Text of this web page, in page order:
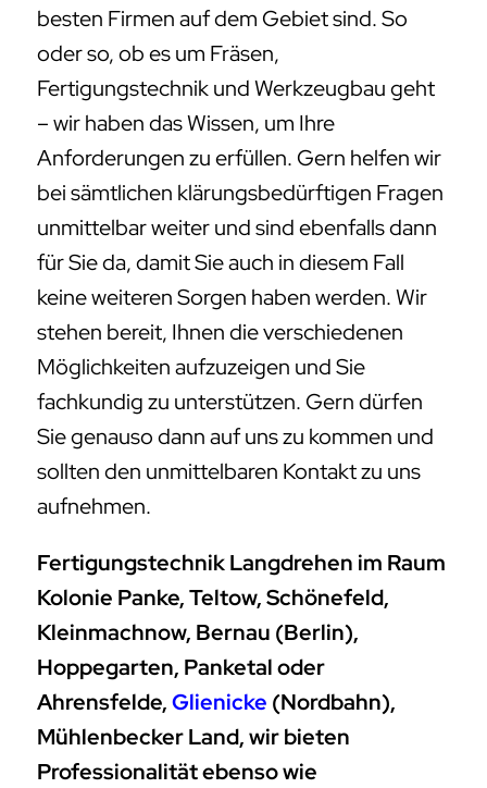
besten Firmen auf dem Gebiet sind. So
oder so, ob es um Fräsen,
Fertigungstechnik und Werkzeugbau geht
– wir haben das Wissen, um Ihre
Anforderungen zu erfüllen. Gern helfen wir
bei sämtlichen klärungsbedürftigen Fragen
unmittelbar weiter und sind ebenfalls dann
für Sie da, damit Sie auch in diesem Fall
keine weiteren Sorgen haben werden. Wir
stehen bereit, Ihnen die verschiedenen
Möglichkeiten aufzuzeigen und Sie
fachkundig zu unterstützen. Gern dürfen
Sie genauso dann auf uns zu kommen und
sollten den unmittelbaren Kontakt zu uns
aufnehmen.
Fertigungstechnik Langdrehen im Raum
Kolonie Panke, Teltow, Schönefeld,
Kleinmachnow, Bernau (Berlin),
Hoppegarten, Panketal oder
Ahrensfelde,Glienicke (Nordbahn),
Mühlenbecker Land, wir bieten
Professionalität ebenso wie